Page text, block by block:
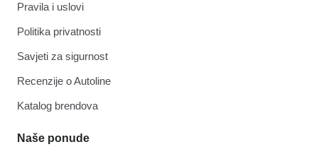
Pravila i uslovi
Politika privatnosti
Savjeti za sigurnost
Recenzije o Autoline
Katalog brendova
Naše ponude